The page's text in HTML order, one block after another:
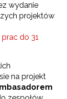
wydanie
projektów
do 31
na projekt